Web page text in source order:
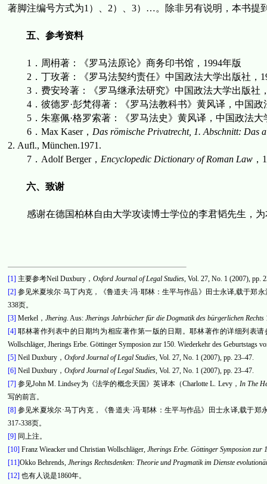
著脚注编号方式为1 ）、 2）、 3） …。除非另有说明，本书提
五、参考资料
1 ．周枏著：《罗马法原论》商务印书馆， 1994年版
2 ．丁玫著：《罗马法契约责任》中国政法大学出版社，
3．费安玲著：《罗马继承法研究》中国政法大学出版社
4．彼德罗·彭梵得著：《罗马法教科书》黄风译，中国政
5．朱塞佩·格罗索著：《罗马法史》黄风译，中国政法大
6． Max Kaser， Das römische Privatrecht, 1. Abschnitt: Das
2. Aufl., München.1971.
7． Adolf Berger， Encyclopedic Dictionary of Roman Law，
六、致谢
感谢在德国柏林自由大学攻读博士学位的李君韬先生，
[1] 主要参考Neil Duxbury， Oxford Journal of Legal Studies, Vol. 27, No. 1 (2007), pp.
[2] 参见米夏埃尔·马丁内克，《鲁道夫·冯·耶林：生平与作品》田士永译,载于郑永
338页。
[3] Merkel， Jhering. Aus: Jherings Jahrbücher für die Dogmatik des bürgerlichen Rechts
[4] 耶林著作列表中的日期均为相应著作第一版的日期。耶林著作的详细列表请
Wollschläger, Jherings Erbe. Göttinger Symposion zur 150. Wiederkehr des Geburtstags
[5] Neil Duxbury， Oxford Journal of Legal Studies, Vol. 27, No. 1 (2007), pp. 23–47.
[6] Neil Duxbury， Oxford Journal of Legal Studies, Vol. 27, No. 1 (2007), pp. 23–47.
[7] 参见John M. Lindsey为《法学的概念天国》英译本（Charlotte L. Levy， In The
写的前言。
[8] 参见米夏埃尔·马丁内克，《鲁道夫·冯·耶林：生平与作品》田士永译,载于郑
317-338页。
[9] 同上注。
[10] Franz Wieacker und Christian Wollschläger, Jherings Erbe. Göttinger Symposion zur
[11]Okko Behrends, Jherings Rechtsdenken: Theorie und Pragmatik im Dienste
[12] 也有人说是1860年。